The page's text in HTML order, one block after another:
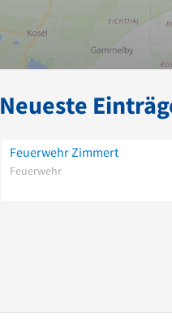
Neueste
Feuerwehr Zimmert
Feuerwehr